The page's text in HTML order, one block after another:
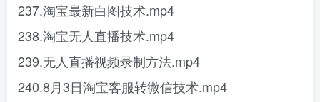
237.淘宝最新白图技术.mp4
238.淘宝无人直播技术.mp4
239.无人直播视频录制方法.mp4
240.8月3日淘宝客服转微信技术.mp4